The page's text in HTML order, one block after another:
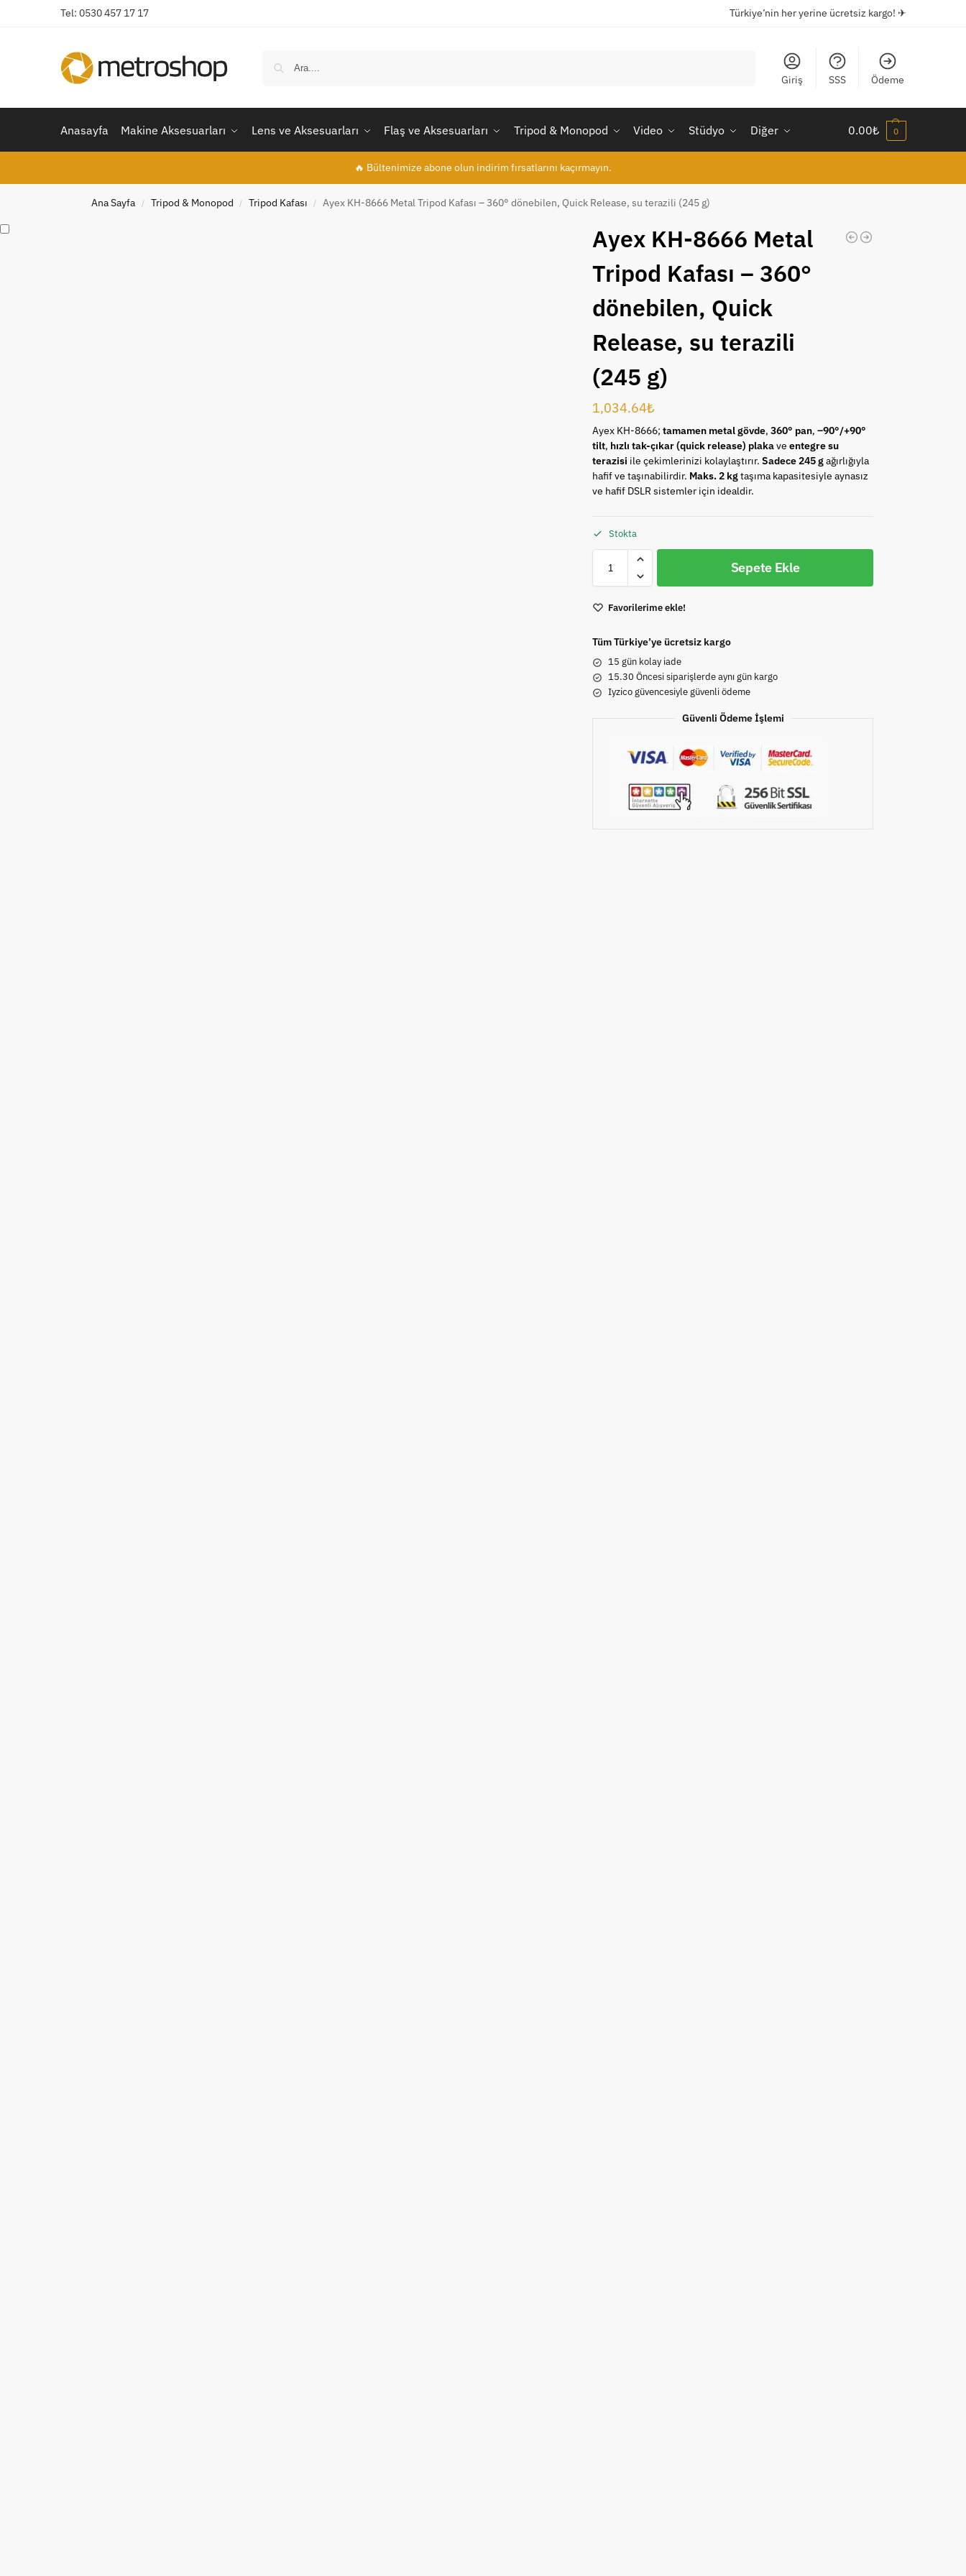
Tel: 0530 457 17 17 Türkiye’nin her yerine ücretsiz kargo! ✈
Giriş SSS Ödeme
Anasayfa Makine Aksesuarları Lens ve Aksesuarları Flaş ve Aksesuarları Tripod & Monopod Video Stüdyo Diğer 0.00₺ 0
🔥 Bültenimize abone olun indirim fırsatlarını kaçırmayın.
Ana Sayfa / Tripod & Monopod / Tripod Kafası / Ayex KH-8666 Metal Tripod Kafası – 360° dönebilen, Quick Release, su terazili (245 g)
Ayex KH-8666 Metal
Tripod Kafası – 360°
dönebilen, Quick
Release, su terazili
(245 g)
1,034.64₺
Ayex KH-8666;tamamen metal gövde,360° pan,–90°/+90°
tilt, hızlı tak-çıkar (quick release) plakaveentegre su
terazisi ile çekimlerinizi kolaylaştırır.Sadece 245 gağırlığıyla
hafif ve taşınabilirdir. Maks. 2 kgtaşıma kapasitesiyle aynasız
ve hafif DSLR sistemler için idealdir.
Stokta
Sepete Ekle
Favorilerime ekle!
Tüm Türkiye’ye ücretsiz kargo
15 gün kolay iade
15.30 Öncesi siparişlerde aynı gün kargo
Iyzico güvencesiyle güvenli ödeme
Güvenli Ödeme İşlemi